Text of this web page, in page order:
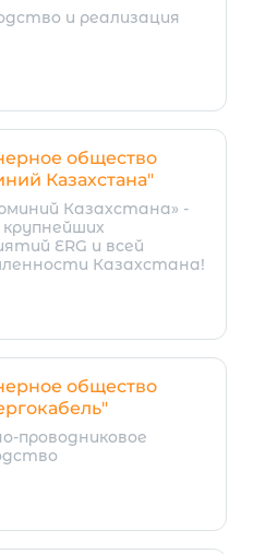
и реализация
общество
Казахстана"
Казахстана» -
ERG и всей
Казахстана!
общество
проводниковое